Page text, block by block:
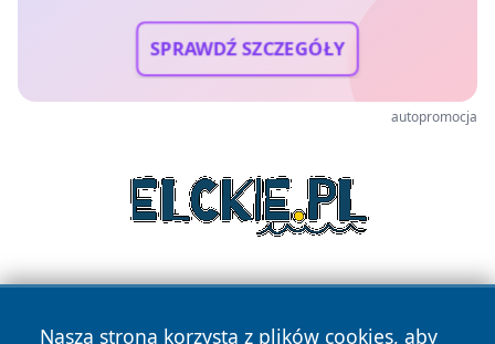
SPRAWDŹ SZCZEGÓŁY
autopromocja
Nasza strona korzysta z plików cookies, aby